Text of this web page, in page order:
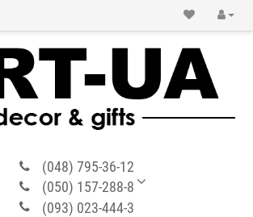
(048) 795-36-12
(050) 157-288-8
(093) 023-444-3